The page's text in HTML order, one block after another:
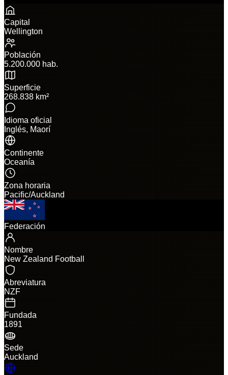
Capital
Wellington
Población
5.200.000 hab.
Superficie
268.838 km²
Idioma oficial
Inglés, Maorí
Continente
Oceanía
Zona horaria
Pacific/Auckland
Federación
Nombre
New Zealand Football
Abreviatura
NZF
Fundada
1891
Sede
Auckland